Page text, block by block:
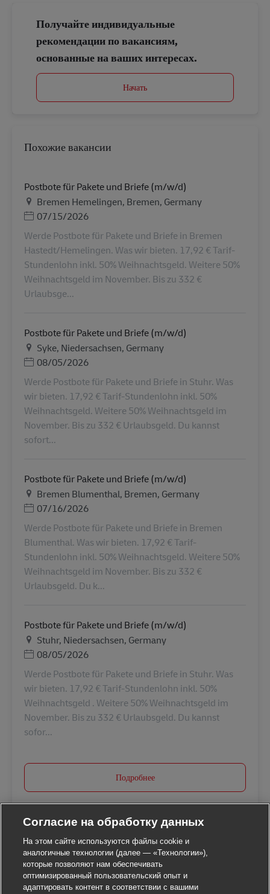
Получайте индивидуальные
рекомендации по вакансиям,
основанные на ваших интересах.
Начать
Похожие вакансии
Postbote für Pakete und Briefe (m/w/d)
Местоположение
Bremen Hemelingen, Bremen, Germany
Дата публикации
07/15/2026
Werde Postbote für Pakete und Briefe in Bremen
Hastedt/Hemelingen. Was wir bieten. 17,92 € Tarif-
Stundenlohn inkl. 50% Weihnachtsgeld. Weitere 50%
Weihnachtsgeld im November. Bis zu 332 €
Urlaubsge...
Postbote für Pakete und Briefe (m/w/d)
Местоположение
Syke, Niedersachsen, Germany
Дата публикации
08/05/2026
Werde Postbote für Pakete und Briefe in Stuhr. Was
wir bieten. 17,92 € Tarif-Stundenlohn inkl. 50%
Weihnachtsgeld. Weitere 50% Weihnachtsgeld im
November. Bis zu 332 € Urlaubsgeld. Du kannst
sofort...
Postbote für Pakete und Briefe (m/w/d)
Местоположение
Bremen Blumenthal, Bremen, Germany
Дата публикации
07/16/2026
Werde Postbote für Pakete und Briefe in Bremen
Blumenthal. Was wir bieten. 17,92 € Tarif-
Stundenlohn inkl. 50% Weihnachtsgeld. Weitere 50%
Weihnachtsgeld im November. Bis zu 332 €
Urlaubsgeld. Du k...
Postbote für Pakete und Briefe (m/w/d)
Местоположение
Stuhr, Niedersachsen, Germany
Дата публикации
08/05/2026
Werde Postbote für Pakete und Briefe in Stuhr. Was
wir bieten. 17,92 € Tarif-Stundenlohn inkl. 50%
Weihnachtsgeld . Weitere 50% Weihnachtsgeld im
November. Bis zu 332 € Urlaubsgeld. Du kannst
sofor...
Подробнее
Согласие на обработку данных
На этом сайте используются файлы cookie и
аналогичные технологии (далее — «Технологии»),
которые позволяют нам обеспечивать
оптимизированный пользовательский опыт и
адаптировать контент в соответствии с вашими